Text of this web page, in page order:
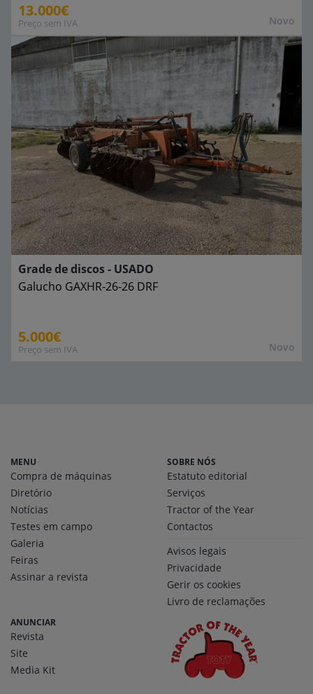
Novo
13.000€
Preço sem IVA
Novo
Grade de discos - USADO
Galucho GAXHR-26-26 DRF
5.000€
Preço sem IVA
MENU
Compra de máquinas
Diretório
Notícias
Testes em campo
Galeria
Feiras
Assinar a revista
SOBRE NÓS
Estatuto editorial
Serviços
Tractor of the Year
Contactos
Avisos legais
Privacidade
Gerir os cookies
Livro de reclamações
ANUNCIAR
Revista
Site
Media Kit